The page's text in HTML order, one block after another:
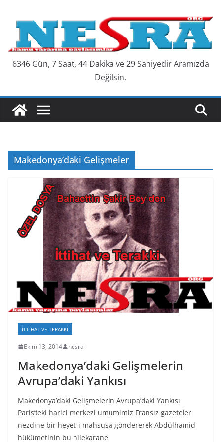
content
6346 Gün, 7 Saat, 44 Dakika ve 30 Saniyedir Aramızda
Değilsin.
Makedonya’daki Gelişmeler
İTTIHAT VE TERAKKI
Ekim 13, 2014 nesra
Makedonya’daki Gelişmelerin
Avrupa’daki Yankısı
Makedonya’daki Gelişmelerin Avrupa’daki Yankısı
Paris’teki harici merkezi umumimiz Fransız gazeteler
nezdine bir heyet-i mahsusa göndererek Abdülhamid
hükûmetinin bu hilekarane